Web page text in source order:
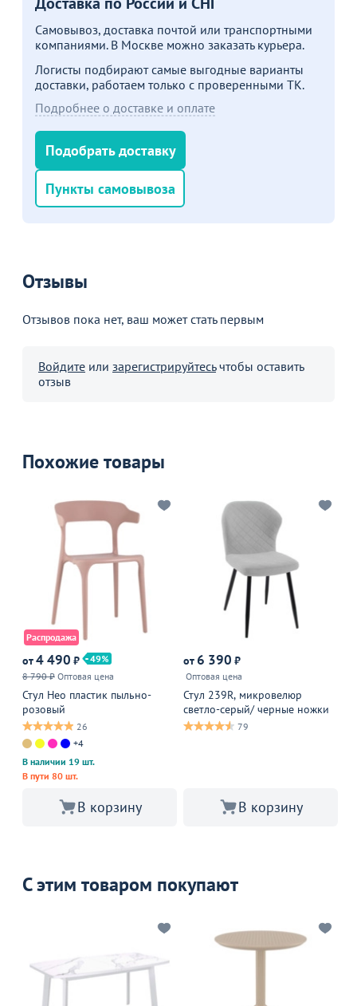
Самовывоз, доставка почтой или транспортными
компаниями. В Москве можно заказать курьера.
Логисты подбирают самые выгодные варианты
доставки, работаем только с проверенными ТК.
Подробнее о доставке и оплате
Подобрать доставку
Пункты самовывоза
Отзывы
Отзывов пока нет, ваш может стать первым
Войдите или зарегистрируйтесьчтобы оставить
отзыв
Похожие товары
Распродажа
от4 490 ₽
49
8 790 ₽ Оптовая цена
Стул Нео пластик пыльно-
розовый
26
+4
В наличии 19 шт.
В пути 80 шт.
В корзину
от 6 390 ₽
Оптовая цена
Стул 239R, микровелюр
светло-серый/ черные ножки
79
В корзину
С этим товаром покупают
Больше не показывать это окно